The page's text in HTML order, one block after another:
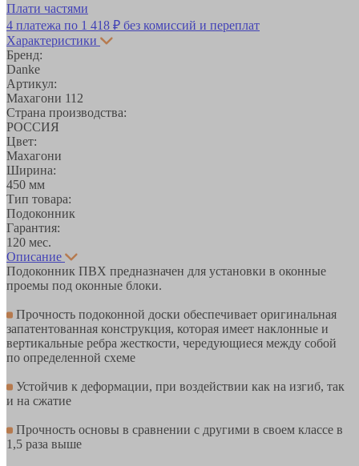
Плати частями
4 платежа по 1 418 ₽ без комиссий и переплат
Характеристики
Бренд:
Danke
Артикул:
Махагони 112
Страна производства:
РОССИЯ
Цвет:
Махагони
Ширина:
450 мм
Тип товара:
Подоконник
Гарантия:
120 мес.
Описание
Подоконник ПВХ предназначен для установки в оконные
проемы под оконные блоки.
Прочность подоконной доски обеспечивает оригинальная
запатентованная конструкция, которая имеет наклонные и
вертикальные ребра жесткости, чередующиеся между собой
по определенной схеме
Устойчив к деформации, при воздействии как на изгиб, так
и на сжатие
Прочность основы в сравнении с другими в своем классе в
1,5 раза выше